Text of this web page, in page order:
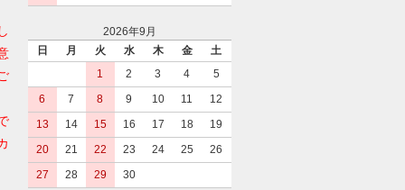
2026年9月
日
月 火 水 木 金
土
1
2 3 4
5
6
7 8 9 10 11
12
13
14 15 16 17 18
19
20
21 22 23 24 25
26
27
28 29 30